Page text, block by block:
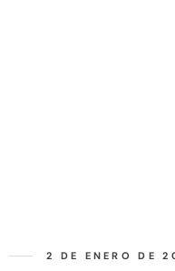
2 DE ENERO DE